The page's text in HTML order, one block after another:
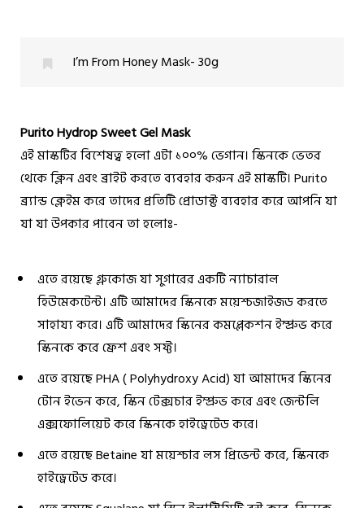
I’m From Honey Mask- 30g
PuritoHydrop Sweet Gel Mask
এই মাস্কটির বিশেষত্ব হলো এটা ১০০% ভেগান। স্কিনকে ভেতর
থেকে ক্লিন এবং ব্রাইট করতে ব্যবহার করুন এই মাস্কটি।Purito
ব্র‍্যান্ড ক্লেইম করে তাদের প্রতিটি প্রোডাক্ট ব্যবহার করে আপনি যা
যা যা উপকার পাবেন তা হলোঃ-
এতে রয়েছে গ্লুকোজ যা সুগারের একটি ন্যাচারাল
হিউমেকটেন্ট। এটি আমাদের স্কিনকে ময়েশ্চজাইজড করতে
সাহায্য করে। এটি আমাদের স্কিনের কমপ্লেকশন ইম্প্রুভ করে
স্কিনকে করে ফ্রেশ এবং সফ্ট।
এতে রয়েছে PHA ( Polyhydroxy Acid) যা আমাদের স্কিনের
টোন ইভেন করে, স্কিন টেক্সচার ইম্প্রুভ করে এবং জেন্টলি
এক্সফোলিয়েট করে স্কিনকে হাইড্রেটেড করে।
এতে রয়েছে Betaine যা ময়েশ্চার লস প্রিভেন্ট করে, স্কিনকে
হাইড্রেটেড করে।